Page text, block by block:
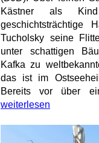
Kästner als
geschichtsträchtige
Tucholsky seine
unter schattigen
Kafka zu
das ist im
Bereits vor über
weiterlesen